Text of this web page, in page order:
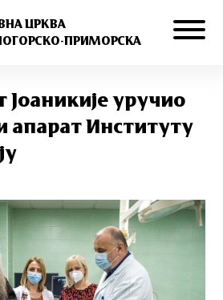
ЦРКВА
ПРИМОРСКА
уручио
апарат Институту